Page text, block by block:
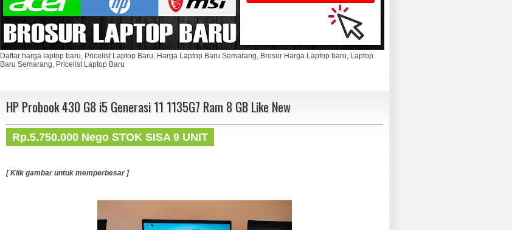
Daftar harga laptop baru, Pricelist Laptop Baru, Harga Laptop Baru Semarang, Brosur Harga Laptop baru, Laptop
Baru Semarang, Pricelist Laptop Baru
HP Probook 430 G8 i5 Generasi 11 1135G7 Ram 8 GB Like New
Rp.5.750.000 Nego STOK SISA 9 UNIT
[ Klik gambar untuk memperbesar ]